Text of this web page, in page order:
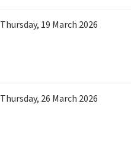
Thursday, 19 March 2026
Thursday, 26 March 2026